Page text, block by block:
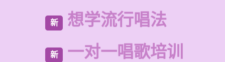
新 想学流行唱法
新 一对一唱歌培训